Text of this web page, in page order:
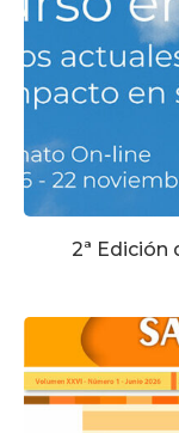
2ª Edición